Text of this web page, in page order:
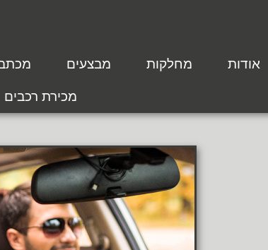
אודות מחלקות מבצעים
מכירת רכבים